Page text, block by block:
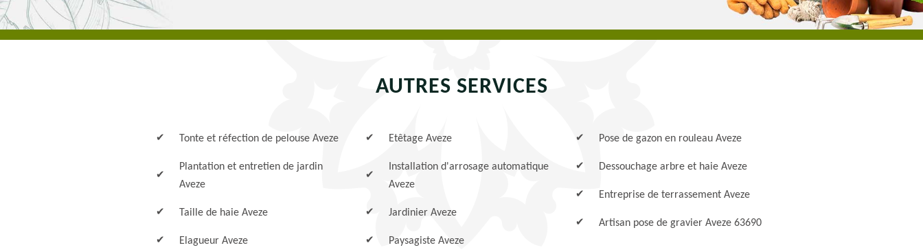
AUTRES SERVICES
Tonte et réfection de pelouse Aveze
Plantation et entretien de jardin
Aveze
Taille de haie Aveze
Elagueur Aveze
Etêtage Aveze
Installation d'arrosage automatique
Aveze
Jardinier Aveze
Paysagiste Aveze
Pose de gazon en rouleau Aveze
Dessouchage arbre et haie Aveze
Entreprise de terrassement Aveze
Artisan pose de gravier Aveze 63690